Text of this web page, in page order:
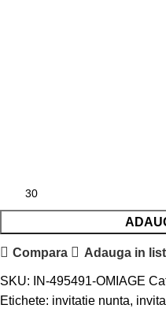
Compara Adauga in
SKU: IN-495491-OMIAGE
Etichete: invitatie nunta,